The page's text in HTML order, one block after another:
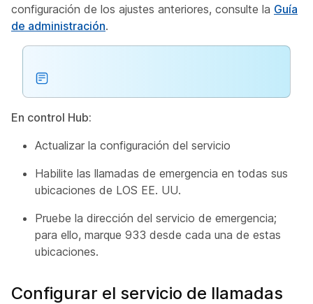
configuración de los ajustes anteriores, consulte la Guía
de administración.
En control Hub:
Actualizar la configuración del servicio
Habilite las llamadas de emergencia en todas sus
ubicaciones de LOS EE. UU.
Pruebe la dirección del servicio de emergencia;
para ello, marque 933 desde cada una de estas
ubicaciones.
Configurar el servicio de llamadas